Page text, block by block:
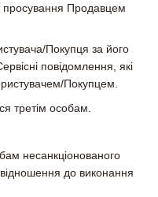
просування Продавцем
Покупця за його
повідомлення, які
Покупцем.
третім особам.
несанкціонованого
до виконання